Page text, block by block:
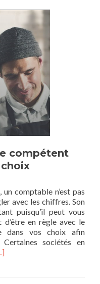
compétent
comptable n’est pas
avec les chiffres. Son
puisqu’il peut vous
en règle avec le
dans vos choix afin
sociétés en